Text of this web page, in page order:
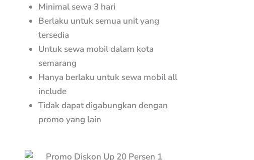
Minimal sewa 3 hari
Berlaku untuk semua unit yang
tersedia
Untuk sewa mobil dalam kota
semarang
Hanya berlaku untuk sewa mobil all
include
Tidak dapat digabungkan dengan
promo yang lain